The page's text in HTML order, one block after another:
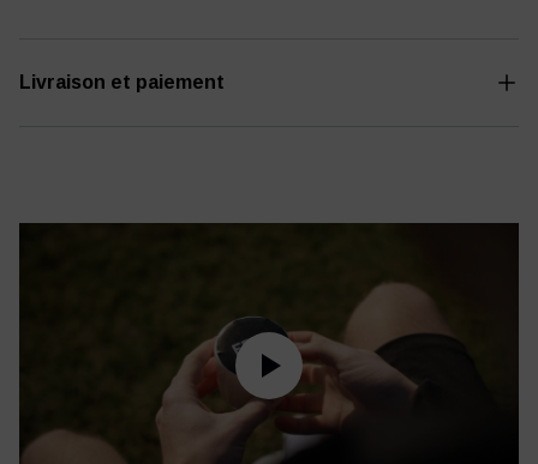
Livraison et paiement